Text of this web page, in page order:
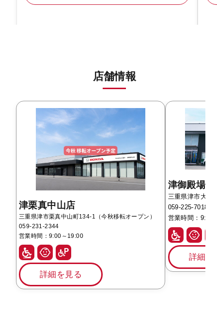
店舗情報
津栗真中山店
三重県津市栗真中山町134-1（今秋移転オープン）
059-231-2344
営業時間：9:00～19:00
詳細を見る
津御殿場店
三重県津市大字
059-225-7018
営業時間：9:00
詳細を